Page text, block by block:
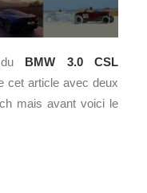
BMW 3.0 CSL
cet article avec deux
mais avant voici le